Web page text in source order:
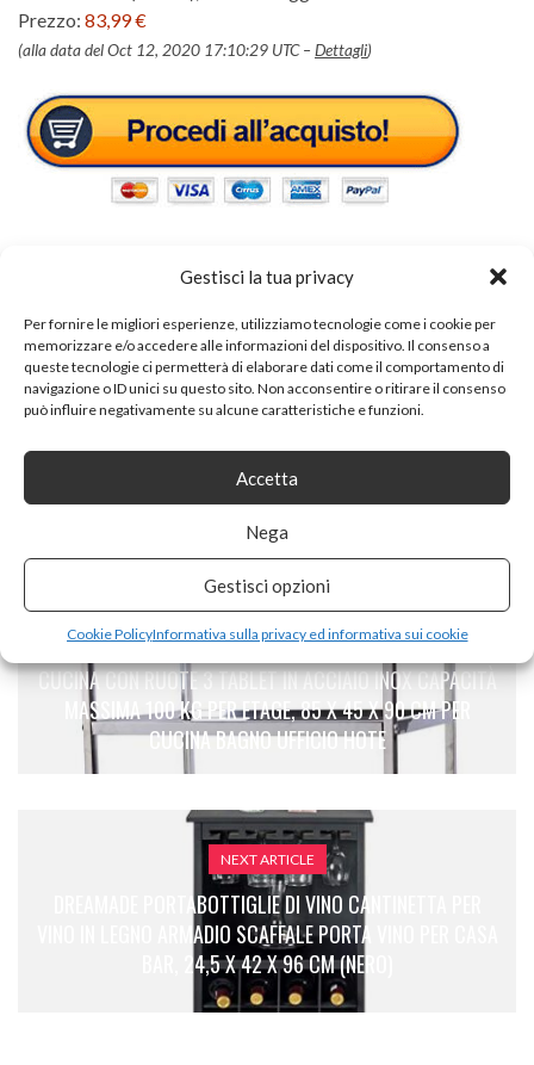
Gestisci la tua privacy
Per fornire le migliori esperienze, utilizziamo tecnologie come i cookie per
memorizzare e/o accedere alle informazioni del dispositivo. Il consenso a
queste tecnologie ci permetterà di elaborare dati come il comportamento di
navigazione o ID unici su questo sito. Non acconsentire o ritirare il consenso
può influire negativamente su alcune caratteristiche e funzioni.
Accetta
Nega
Gestisci opzioni
Cookie PolicyInformativa sulla privacy ed informativa sui cookie
Prezzo: 83,99 €
(alla data del Oct 12, 2020 17:10:29 UTC – Dettagli)
Tags: camera da letto moderna
SHARE ON
CARRELLO DI SERVIZIO CARRELLO,MENSOLA DELLA
CUCINA CON RUOTE 3 TABLET IN ACCIAIO INOX CAPACITÀ
MASSIMA 100 KG PER ETAGE, 85 X 45 X 90 CM PER
CUCINA BAGNO UFFICIO HOTE
NEXT ARTICLE
DREAMADE PORTABOTTIGLIE DI VINO CANTINETTA PER
VINO IN LEGNO ARMADIO SCAFFALE PORTA VINO PER CASA
BAR, 24,5 X 42 X 96 CM (NERO)